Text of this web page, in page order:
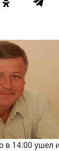
в 14:00 ушел